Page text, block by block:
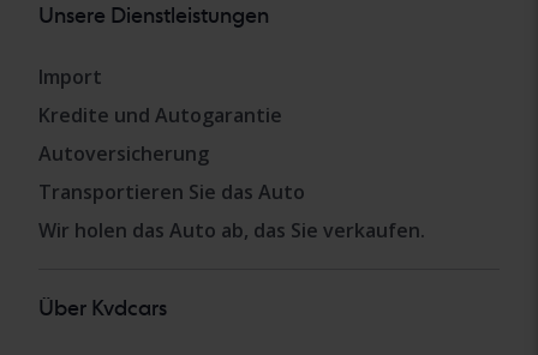
Unsere Dienstleistungen
Import
Kredite und Autogarantie
Autoversicherung
Transportieren Sie das Auto
Wir holen das Auto ab, das Sie verkaufen.
Über Kvdcars